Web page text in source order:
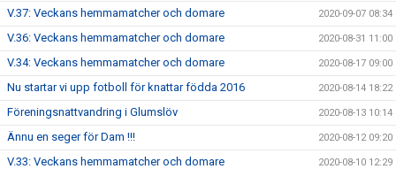
V.37: Veckans hemmamatcher och domare 2020-09-07 08:34
V.36: Veckans hemmamatcher och domare 2020-08-31 11:00
V.34: Veckans hemmamatcher och domare 2020-08-17 09:00
Nu startar vi upp fotboll för knattar födda 2016 2020-08-14 18:22
Föreningsnattvandring i Glumslöv 2020-08-13 10:14
Ännu en seger för Dam !!! 2020-08-12 09:20
V.33: Veckans hemmamatcher och domare 2020-08-10 12:29